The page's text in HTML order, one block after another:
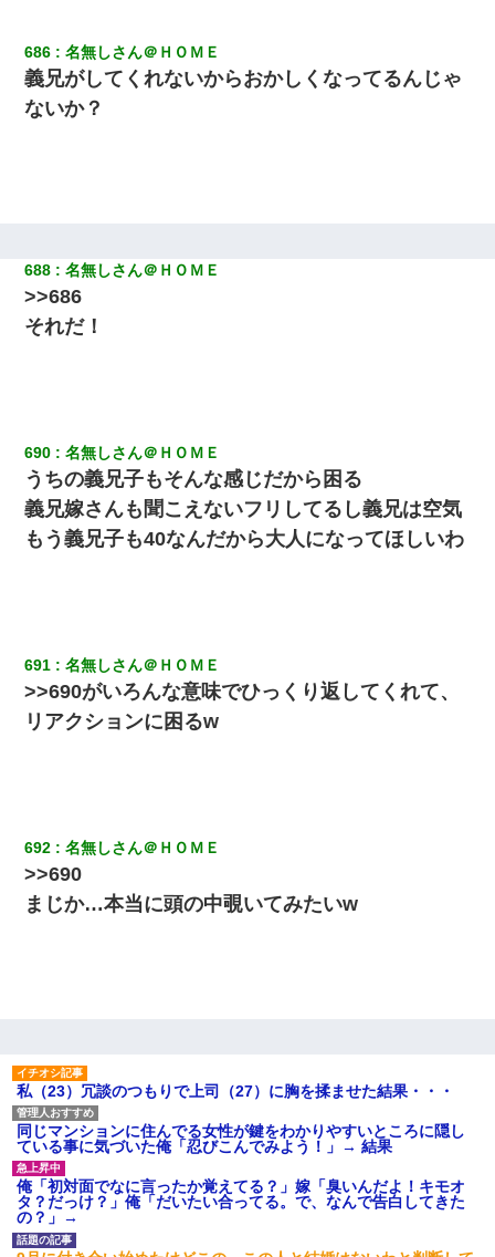
686 名無しさん＠ＨＯＭＥ
義兄がしてくれないからおかしくなってるんじゃ
ないか？
688 名無しさん＠ＨＯＭＥ
>>686
それだ！
690 名無しさん＠ＨＯＭＥ
うちの義兄子もそんな感じだから困る
義兄嫁さんも聞こえないフリしてるし義兄は空気
もう義兄子も40なんだから大人になってほしいわ
691 名無しさん＠ＨＯＭＥ
>>690がいろんな意味でひっくり返してくれて、
リアクションに困るw
692 名無しさん＠ＨＯＭＥ
>>690
まじか…本当に頭の中覗いてみたいw
私（23）冗談のつもりで上司（27）に胸を揉ませた結果・・・
同じマンションに住んでる女性が鍵をわかりやすいところに隠し
ている事に気づいた俺「忍びこんでみよう！」→ 結果
俺「初対面でなに言ったか覚えてる？」嫁「臭いんだよ！キモオ
タ？だっけ？」俺「だいたい合ってる。で、なんで告白してきた
の？」→